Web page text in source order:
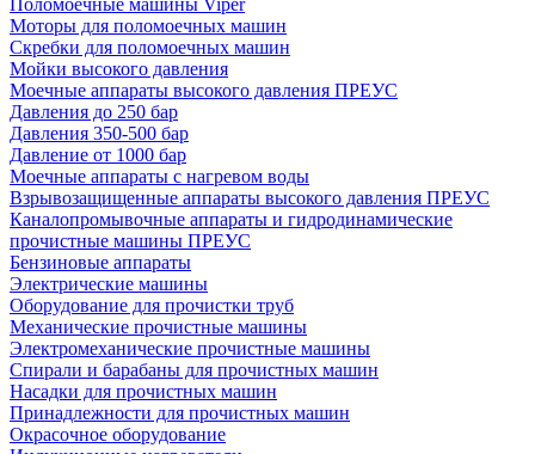
Поломоечные машины Viper
Моторы для поломоечных машин
Скребки для поломоечных машин
Мойки высокого давления
Моечные аппараты высокого давления ПРЕУС
Давления до 250 бар
Давления 350-500 бар
Давление от 1000 бар
Моечные аппараты с нагревом воды
Взрывозащищенные аппараты высокого давления ПРЕУС
Каналопромывочные аппараты и гидродинамические
прочистные машины ПРЕУС
Бензиновые аппараты
Электрические машины
Оборудование для прочистки труб
Механические прочистные машины
Электромеханические прочистные машины
Спирали и барабаны для прочистных машин
Насадки для прочистных машин
Принадлежности для прочистных машин
Окрасочное оборудование